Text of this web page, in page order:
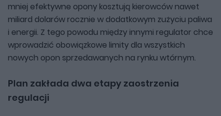
mniej efektywne opony kosztują kierowców nawet
miliard dolarów rocznie w dodatkowym zużyciu paliwa
i energii. Z tego powodu między innymi regulator chce
wprowadzić obowiązkowe limity dla wszystkich
nowych opon sprzedawanych na rynku wtórnym.
Plan zakłada dwa etapy zaostrzenia
regulacji